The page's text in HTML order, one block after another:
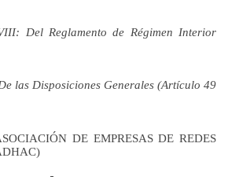
Del Reglamento de Régimen Interior
las Disposiciones Generales (Artículo 49
DE EMPRESAS DE REDES